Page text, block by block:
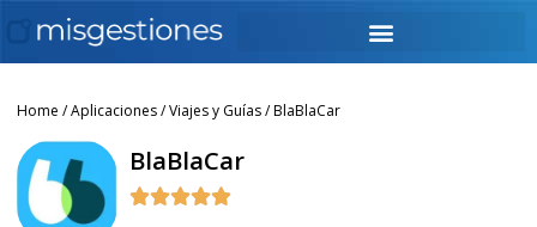
Home /Aplicaciones/Viajes y Guías/ BlaBlaCar
BlaBlaCar
